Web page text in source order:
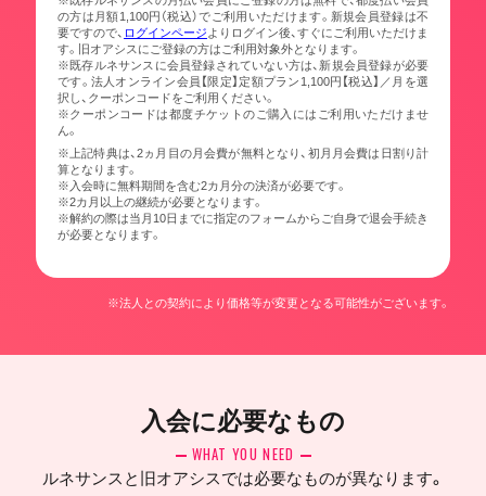
の方は月額1,100円（税込）でご利用いただけます。新規会員登録は不
要ですので、 ログインページ よりログイン後、すぐにご利用いただけま
す。旧オアシスにご登録の方はご利用対象外となります。
※既存ルネサンスに会員登録されていない方は、新規会員登録が必要
です。法人オンライン会員【限定】定額プラン1,100円【税込】／月を選
択し、クーポンコードをご利用ください。
※クーポンコードは都度チケットのご購入にはご利用いただけませ
ん。
※上記特典は、2ヵ月目の月会費が無料となり、初月月会費は日割り計
算となります。
※入会時に無料期間を含む2カ月分の決済が必要です。
※2カ月以上の継続が必要となります。
※解約の際は当月10日までに指定のフォームからご自身で退会手続き
が必要となります。
※法人との契約により価格等が変更となる可能性がございます。
入会に必要なもの
WHAT YOU NEED
ルネサンスと旧オアシスでは必要なものが異なります。